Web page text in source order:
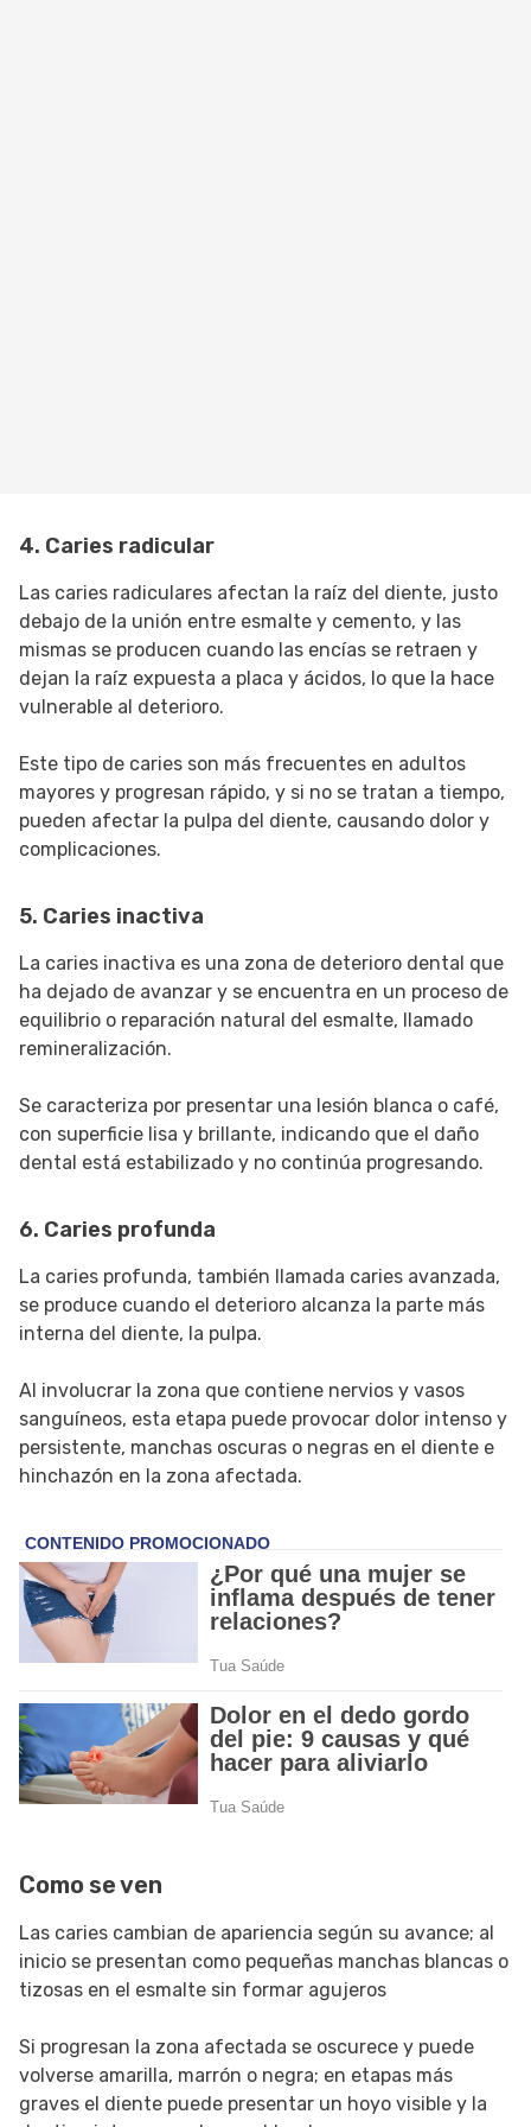
4. Caries radicular
Las caries radiculares afectan la raíz del diente, justo
debajo de la unión entre esmalte y cemento, y las
mismas se producen cuando las encías se retraen y
dejan la raíz expuesta a placa y ácidos, lo que la hace
vulnerable al deterioro.
Este tipo de caries son más frecuentes en adultos
mayores y progresan rápido, y si no se tratan a tiempo,
pueden afectar la pulpa del diente, causando dolor y
complicaciones.
5. Caries inactiva
La caries inactiva es una zona de deterioro dental que
ha dejado de avanzar y se encuentra en un proceso de
equilibrio o reparación natural del esmalte, llamado
remineralización.
Se caracteriza por presentar una lesión blanca o café,
con superficie lisa y brillante, indicando que el daño
dental está estabilizado y no continúa progresando.
6. Caries profunda
La caries profunda, también llamada caries avanzada,
se produce cuando el deterioro alcanza la parte más
interna del diente, la pulpa.
Al involucrar la zona que contiene nervios y vasos
sanguíneos, esta etapa puede provocar dolor intenso y
persistente, manchas oscuras o negras en el diente e
hinchazón en la zona afectada.
Como se ven
Las caries cambian de apariencia según su avance; al
inicio se presentan como pequeñas manchas blancas o
tizosas en el esmalte sin formar agujeros
Si progresan la zona afectada se oscurece y puede
volverse amarilla, marrón o negra; en etapas más
graves el diente puede presentar un hoyo visible y la